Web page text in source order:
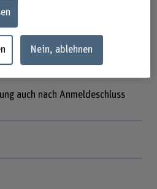
auch nach Anmeldeschluss
Nein, ablehnen